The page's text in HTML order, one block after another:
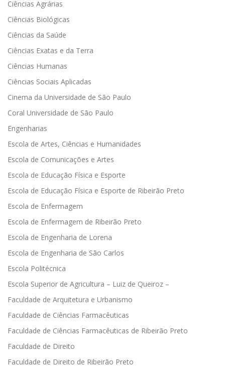
Ciências Agrárias
Ciências Biológicas
Ciências da Saúde
Ciências Exatas e da Terra
Ciências Humanas
Ciências Sociais Aplicadas
Cinema da Universidade de São Paulo
Coral Universidade de São Paulo
Engenharias
Escola de Artes, Ciências e Humanidades
Escola de Comunicações e Artes
Escola de Educação Física e Esporte
Escola de Educação Física e Esporte de Ribeirão Preto
Escola de Enfermagem
Escola de Enfermagem de Ribeirão Preto
Escola de Engenharia de Lorena
Escola de Engenharia de São Carlos
Escola Politécnica
Escola Superior de Agricultura – Luiz de Queiroz –
Faculdade de Arquitetura e Urbanismo
Faculdade de Ciências Farmacêuticas
Faculdade de Ciências Farmacêuticas de Ribeirão Preto
Faculdade de Direito
Faculdade de Direito de Ribeirão Preto